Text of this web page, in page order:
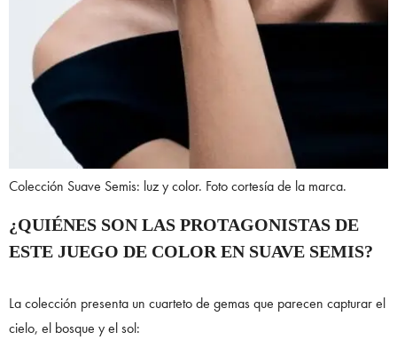
Colección Suave Semis: luz y color. Foto cortesía de la marca.
¿QUIÉNES SON LAS PROTAGONISTAS DE
ESTE JUEGO DE COLOR EN SUAVE SEMIS?
La colección presenta un cuarteto de gemas que parecen capturar el
cielo, el bosque y el sol: